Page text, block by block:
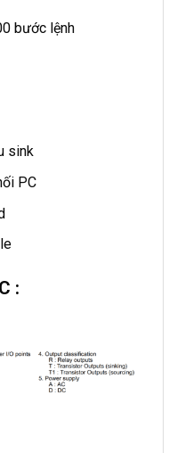
bước lệnh
sink
PC
: